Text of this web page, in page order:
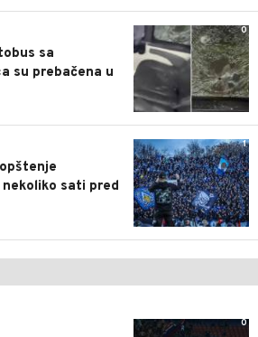
0
sa
su prebačena u
1
sati pred
0